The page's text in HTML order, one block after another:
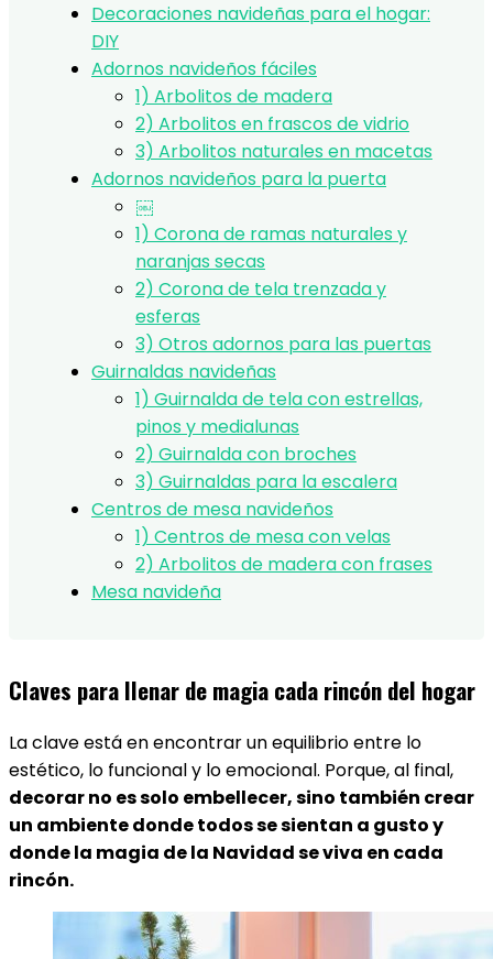
Decoraciones navideñas para el hogar:
DIY
Adornos navideños fáciles
1) Arbolitos de madera
2) Arbolitos en frascos de vidrio
3) Arbolitos naturales en macetas
Adornos navideños para la puerta
￼
1) Corona de ramas naturales y
naranjas secas
2) Corona de tela trenzada y
esferas
3) Otros adornos para las puertas
Guirnaldas navideñas
1) Guirnalda de tela con estrellas,
pinos y medialunas
2) Guirnalda con broches
3) Guirnaldas para la escalera
Centros de mesa navideños
1) Centros de mesa con velas
2) Arbolitos de madera con frases
Mesa navideña
Claves para llenar de magia cada rincón del hogar
La clave está en encontrar un equilibrio entre lo
estético, lo funcional y lo emocional. Porque, al final,
decorar no es solo embellecer, sino también crear
un ambiente donde todos se sientan a gusto y
donde la magia de la Navidad se viva en cada
rincón.